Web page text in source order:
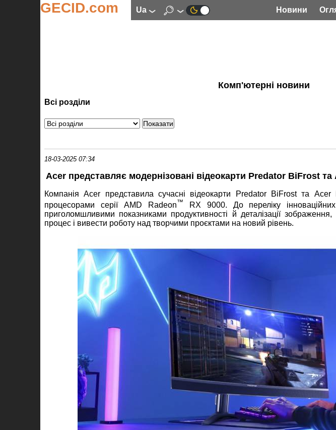
GECID.com ua Новини
Комп'ютерні новини
Всі розділи
18-03-2025 07:34
Acer представляє модернізовані відеокарти Predator BiFrost
Компанія Acer представила сучасні відеокарти Predator BiFrost та Acer
процесорами серії AMD Radeon™
RX 9000. До переліку
приголомшливими показниками продуктивності й деталізації
процес і вивести роботу над творчими проєктами на новий рівень.